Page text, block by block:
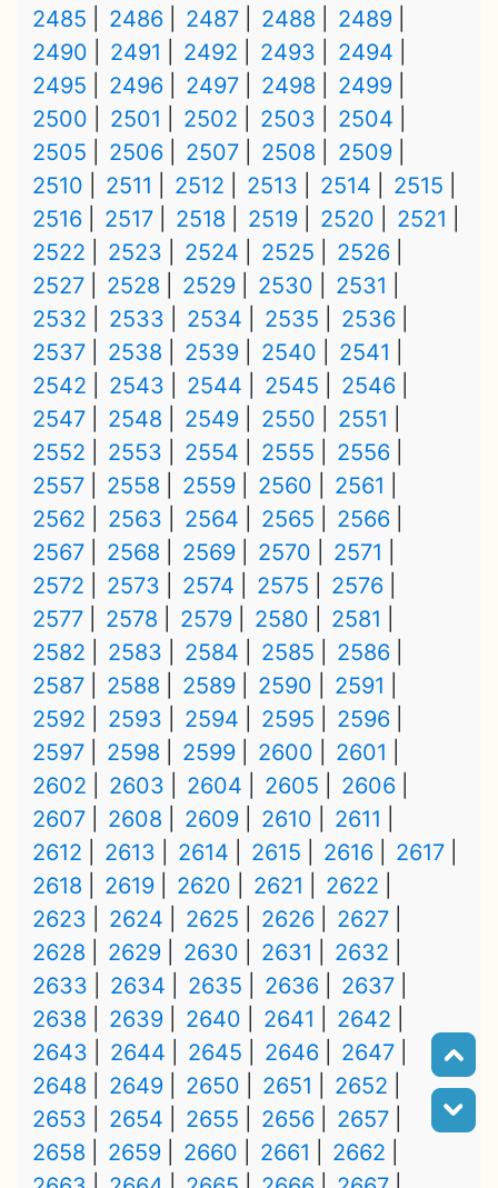
2485
2486 2487 2488
2489
2490
2491 2492 2493
2494
2495
2496 2497 2498
2499
2500
2501 2502 2503
2504
2505
2506 2507 2508
2509
2510
2511 2512 2513 2514
2515
2516
2517 2518 2519 2520
2521
2522
2523 2524 2525
2526
2527
2528 2529 2530
2531
2532
2533 2534 2535
2536
2537
2538 2539 2540
2541
2542
2543 2544 2545
2546
2547
2548 2549 2550
2551
2552
2553 2554 2555
2556
2557
2558 2559 2560
2561
2562
2563 2564 2565
2566
2567
2568 2569 2570
2571
2572
2573 2574 2575
2576
2577
2578 2579 2580
2581
2582
2583 2584 2585
2586
2587
2588 2589 2590
2591
2592
2593 2594 2595
2596
2597
2598 2599 2600
2601
2602
2603 2604 2605
2606
2607
2608 2609 2610
2611
2612
2613 2614 2615 2616
2617
2618
2619 2620 2621
2622
2623
2624 2625 2626
2627
2628
2629 2630 2631
2632
2633
2634 2635 2636
2637
2638
2639 2640 2641
2642
2643
2644 2645 2646
2647
2648
2649 2650 2651
2652
2653
2654 2655 2656
2657
2658
2659 2660 2661
2662